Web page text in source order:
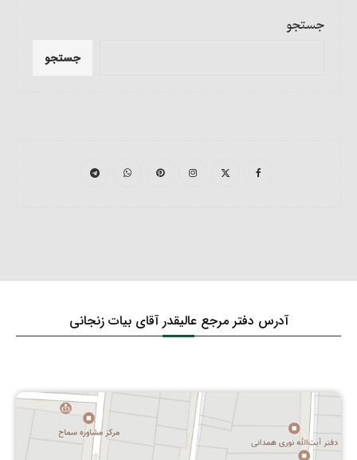
جستجو
جستجو
آدرس دفتر مرجع عالیقدر آقای بیات زنجانی